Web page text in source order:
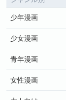
少年漫画
少女漫画
青年漫画
女性漫画